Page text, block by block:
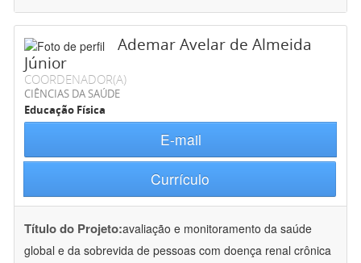
Ademar Avelar de Almeida
Júnior
COORDENADOR(A)
CIÊNCIAS DA SAÚDE
Educação Física
E-mail
Currículo
Título do Projeto:avaliação e monitoramento da saúde
global e da sobrevida de pessoas com doença renal crônica